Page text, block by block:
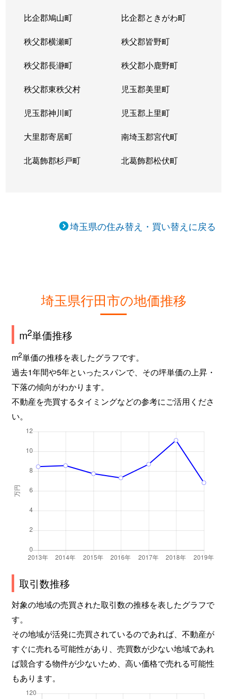
比企郡鳩山町 比企郡ときがわ町
秩父郡横瀬町 秩父郡皆野町
秩父郡長瀞町 秩父郡小鹿野町
秩父郡東秩父村 児玉郡美里町
児玉郡神川町 児玉郡上里町
大里郡寄居町 南埼玉郡宮代町
北葛飾郡杉戸町 北葛飾郡松伏町
埼玉県の住み替え・買い替えに戻る
埼玉県行田市の地価推移
m2単価推移
m2単価の推移を表したグラフです。
過去1年間や5年といったスパンで、その坪単価の上昇・
下落の傾向がわかります。
不動産を売買するタイミングなどの参考にご活用くださ
い。
取引数推移
対象の地域の売買された取引数の推移を表したグラフで
す。
その地域が活発に売買されているのであれば、不動産が
すぐに売れる可能性があり、売買数が少ない地域であれ
ば競合する物件が少ないため、高い価格で売れる可能性
もあります。